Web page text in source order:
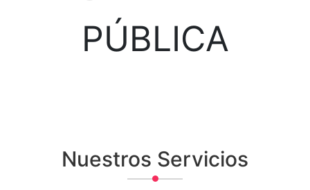
PÚBLICA
Nuestros Servicios